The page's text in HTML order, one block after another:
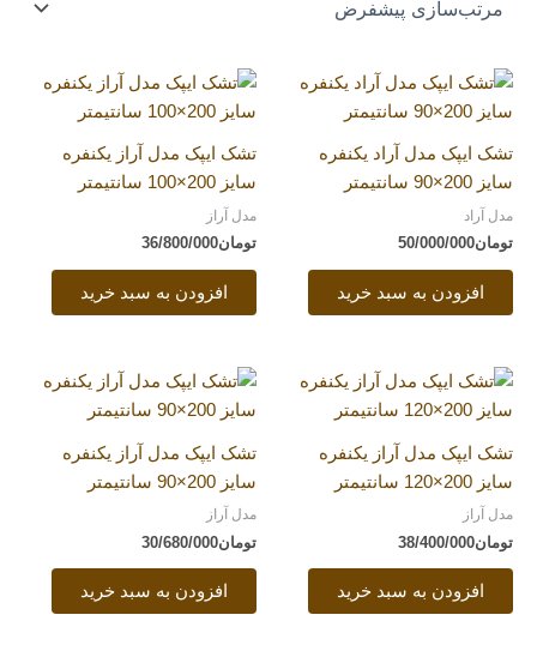
تشک ایپک مدل آراد یکنفره
سایز 200×90 سانتیمتر
مدل آراد
تومان50/000/000
افزودن به سبد خرید
تشک ایپک مدل آراز یکنفره
سایز 200×100 سانتیمتر
مدل آراز
تومان36/800/000
افزودن به سبد خرید
تشک ایپک مدل آراز یکنفره
سایز 200×120 سانتیمتر
مدل آراز
تومان38/400/000
افزودن به سبد خرید
تشک ایپک مدل آراز یکنفره
سایز 200×90 سانتیمتر
مدل آراز
تومان30/680/000
افزودن به سبد خرید